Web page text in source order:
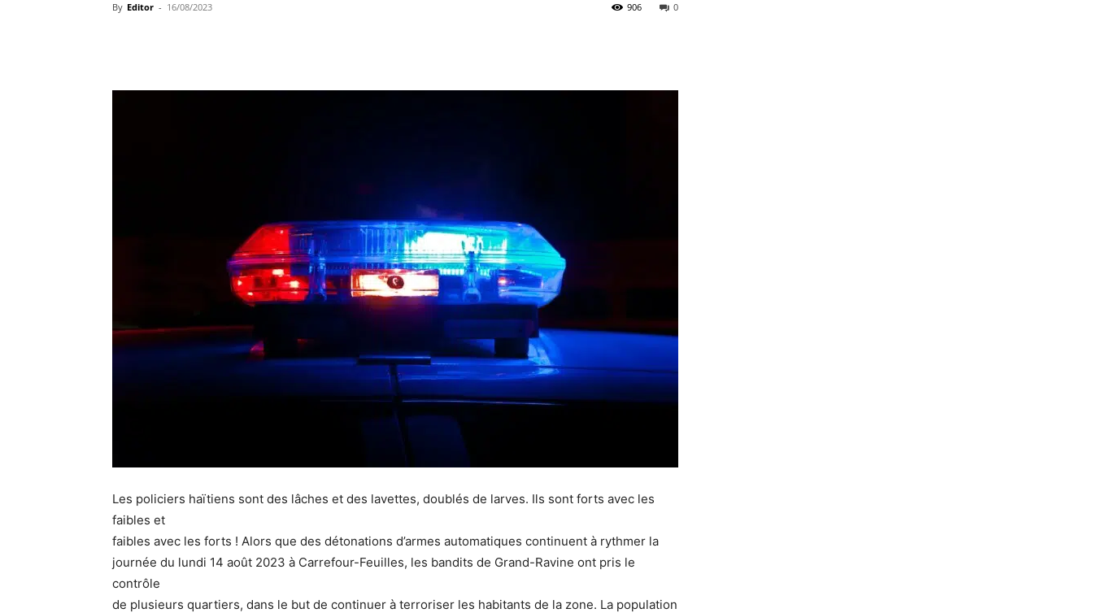
By Editor - 16/08/2023 0
906
Les policiers haïtiens sont des lâches et des lavettes, doublés de larves. Ils sont forts avec les
faibles et
faibles avec les forts ! Alors que des détonations d’armes automatiques continuent à rythmer la
journée du lundi 14 août 2023 à Carrefour-Feuilles, les bandits de Grand-Ravine ont pris le
contrôle
de plusieurs quartiers, dans le but de continuer à terroriser les habitants de la zone. La population